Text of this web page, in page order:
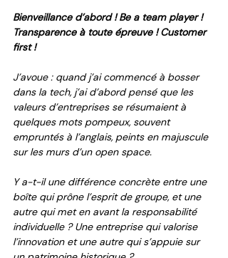
Bienveillance d’abord ! Be a team player !
Transparence à toute épreuve ! Customer
first !
J’avoue : quand j’ai commencé à bosser
dans la tech, j’ai d’abord pensé que les
valeurs d’entreprises se résumaient à
quelques mots pompeux, souvent
empruntés à l’anglais, peints en majuscule
sur les murs d’un open space.
Y a-t-il une différence concrète entre une
boîte qui prône l’esprit de groupe, et une
autre qui met en avant la responsabilité
individuelle ? Une entreprise qui valorise
l’innovation et une autre qui s’appuie sur